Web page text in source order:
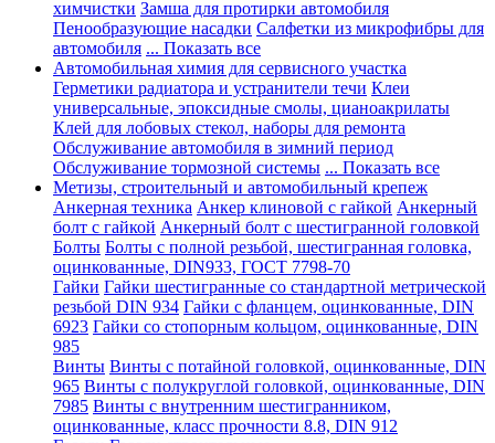
химчистки Замша для протирки автомобиля
Пенообразующие насадки Салфетки из микрофибры для
автомобиля ... Показать все
Автомобильная химия для сервисного участка
Герметики радиатора и устранители течи Клеи
универсальные, эпоксидные смолы, цианоакрилаты
Клей для лобовых стекол, наборы для ремонта
Обслуживание автомобиля в зимний период
Обслуживание тормозной системы ... Показать все
Метизы, строительный и автомобильный крепеж
Анкерная техника Анкер клиновой с гайкой Анкерный
болт с гайкой Анкерный болт с шестигранной головкой
Болты Болты с полной резьбой, шестигранная головка,
оцинкованные, DIN933, ГОСТ 7798-70
Гайки Гайки шестигранные со стандартной метрической
резьбой DIN 934 Гайки с фланцем, оцинкованные, DIN
6923 Гайки со стопорным кольцом, оцинкованные, DIN
985
Винты Винты с потайной головкой, оцинкованные, DIN
965 Винты с полукруглой головкой, оцинкованные, DIN
7985 Винты с внутренним шестигранником,
оцинкованные, класс прочности 8.8, DIN 912